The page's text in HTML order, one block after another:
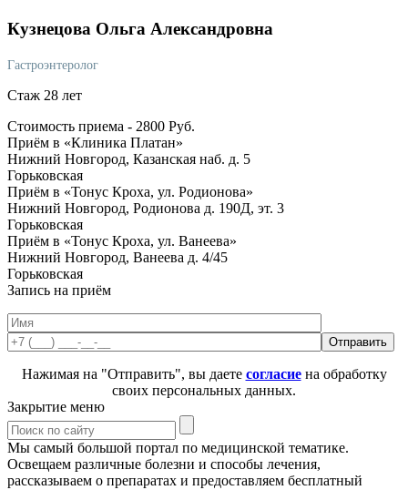
Кузнецова Ольга Александровна
Гастроэнтеролог
Стаж 28 лет
Стоимость приема - 2800 Руб.
Приём в «Клиника Платан»
Нижний Новгород, Казанская наб. д. 5
Горьковская
Приём в «Тонус Кроха, ул. Родионова»
Нижний Новгород, Родионова д. 190Д, эт. 3
Горьковская
Приём в «Тонус Кроха, ул. Ванеева»
Нижний Новгород, Ванеева д. 4/45
Горьковская
Запись на приём
Нажимая на "Отправить", вы даете согласиена обработку
своих персональных данных.
Закрытие меню
Мы самый большой портал по медицинской тематике.
Освещаем различные болезни и способы лечения,
рассказываем о препаратах и предоставляем бесплатный